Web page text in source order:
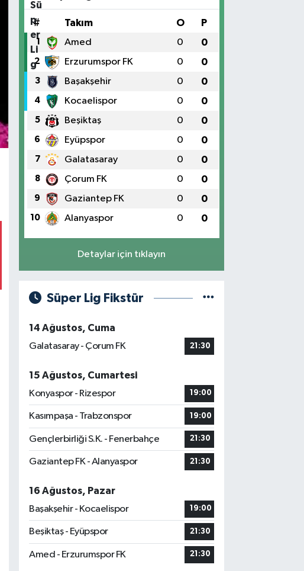
# Takım O P
1 Amed 0 0
2 Erzurumspor FK 0 0
3 Başakşehir 0 0
4 Kocaelispor 0 0
5 Beşiktaş 0 0
6 Eyüpspor 0 0
7 Galatasaray 0 0
8 Çorum FK 0 0
9 Gaziantep FK 0 0
10 Alanyaspor 0 0
Detaylar için tıklayın
Süper Lig Fikstür
14 Ağustos, Cuma
Galatasaray - Çorum FK
21:30
15 Ağustos, Cumartesi
Konyaspor - Rizespor
19:00
Kasımpaşa - Trabzonspor 19:00
Gençlerbirliği S.K. - Fenerbahçe 21:30
Gaziantep FK - Alanyaspor 21:30
16 Ağustos, Pazar
Başakşehir - Kocaelispor
19:00
Beşiktaş - Eyüpspor 21:30
Amed - Erzurumspor FK 21:30